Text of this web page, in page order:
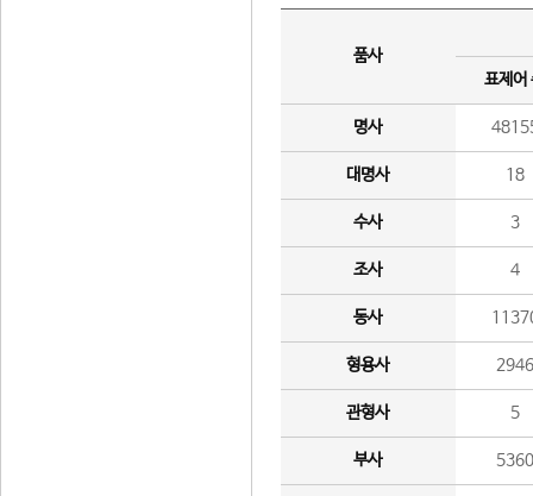
품사
표제어
명사
대명사 18
수사 3
조사 4
동사
형용사 2946
관형사 5
부사 5360